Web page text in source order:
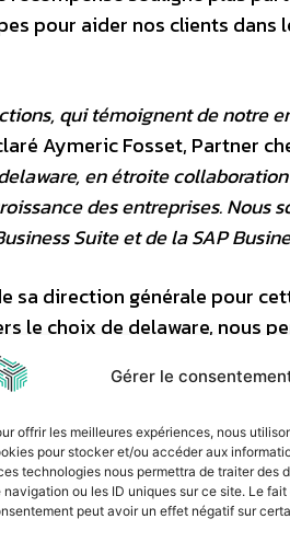
Gérer le
offrir les meilleures expériences, nous
pour stocker et/ou accéder aux
technologies nous permettra de traiter des
navigation ou les ID uniques sur ce site. Le
peut avoir un effet négatif sur
pour aider nos clients dans
qui témoignent de notre
Aymeric Fosset, Partner
en étroite collaboration
des entreprises. Nous
Suite et de la SAP
sa direction générale pour
le choix de delaware, nous
pour leur travail